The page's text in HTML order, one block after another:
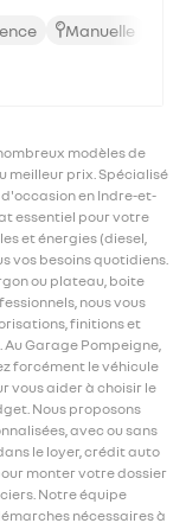
Manuelle
modèles de
meilleur prix. Spécialisé
en Indre-et-
essentiel pour votre
et énergies (diesel,
vos besoins quotidiens.
ou plateau, boite
nous vous
finitions et
Garage Pompeigne,
forcément le véhicule
vous aider à choisir le
Nous proposons
avec ou sans
le loyer, crédit auto
monter votre dossier
Notre équipe
nécessaires à